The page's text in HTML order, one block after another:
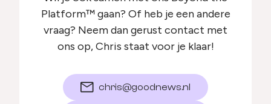
Platform™ gaan? Of heb je een andere
vraag? Neem dan gerust contact met
ons op, Chris staat voor je klaar!
chris@goodnews.nl